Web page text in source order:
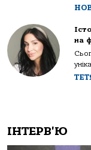
на
ІНТЕРВ'Ю